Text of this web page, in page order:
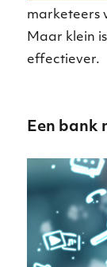
marketeers
Maar klein
effectiever.
Een bank